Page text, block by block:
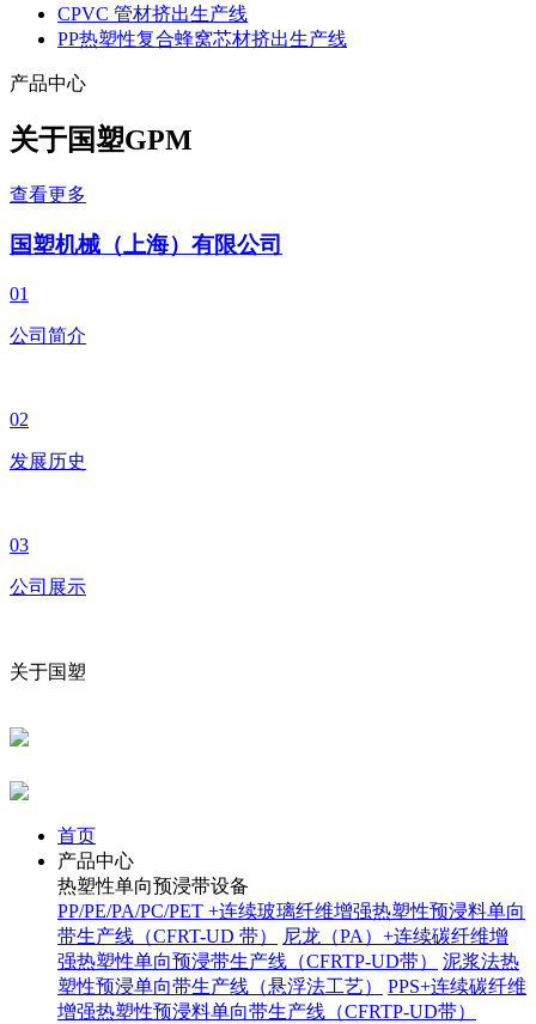
CPVC 管材挤出生产线
PP热塑性复合蜂窝芯材挤出生产线
产品中心
关于国塑GPM
查看更多
国塑机械（上海）有限公司
01
公司简介
02
发展历史
03
公司展示
关于国塑
首页
产品中心
热塑性单向预浸带设备
PP/PE/PA/PC/PET +连续玻璃纤维增强热塑性预浸料单向
带生产线（CFRT-UD 带）
尼龙（PA）+连续碳纤维增
强热塑性单向预浸带生产线（CFRTP-UD带）
泥浆法热
塑性预浸单向带生产线（悬浮法工艺）
PPS+连续碳纤维
增强热塑性预浸料单向带生产线（CFRTP-UD带）